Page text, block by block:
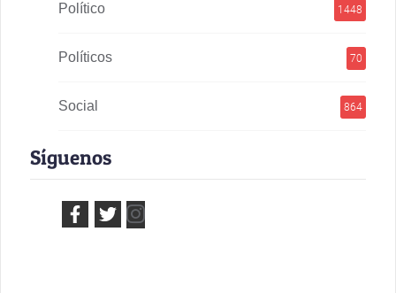
Político 1448
Políticos 70
Social 864
Síguenos